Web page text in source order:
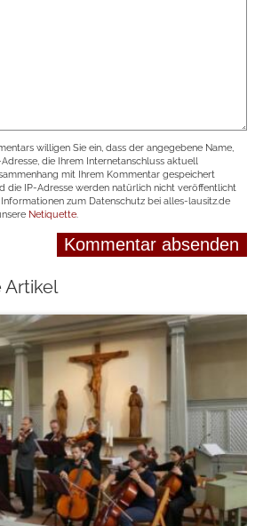
willigen Sie ein, dass der angegebene Name,
die Ihrem Internetanschluss aktuell
mit Ihrem Kommentar gespeichert
die IP-Adresse werden natürlich nicht veröffentlicht
zum Datenschutz bei alles-lausitz.de
Netiquette.
Artikel
weiterlesen